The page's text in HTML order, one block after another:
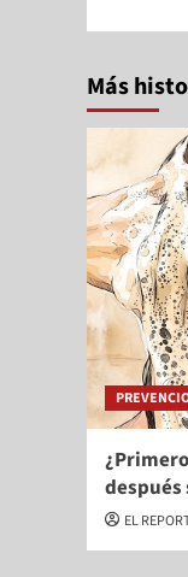
Más
después
EL